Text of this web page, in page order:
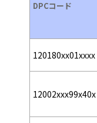
DPCコード
120180xx01xxxx
12002xxx99x40x